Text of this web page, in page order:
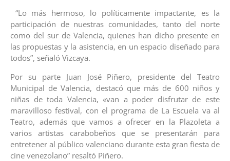
“Lo más hermoso, lo políticamente impactante, es la
participación de nuestras comunidades, tanto del norte
como del sur de Valencia, quienes han dicho presente en
las propuestas y la asistencia, en un espacio diseñado para
todos”, señaló Vizcaya.
Por su parte Juan José Piñero, presidente del Teatro
Municipal de Valencia, destacó que más de 600 niños y
niñas de toda Valencia, «van a poder disfrutar de este
maravilloso festival, con el programa de La Escuela va al
Teatro, además que vamos a ofrecer en la Plazoleta a
varios artistas carabobeños que se presentarán para
entretener al público valenciano durante esta gran fiesta de
cine venezolano” resaltó Piñero.